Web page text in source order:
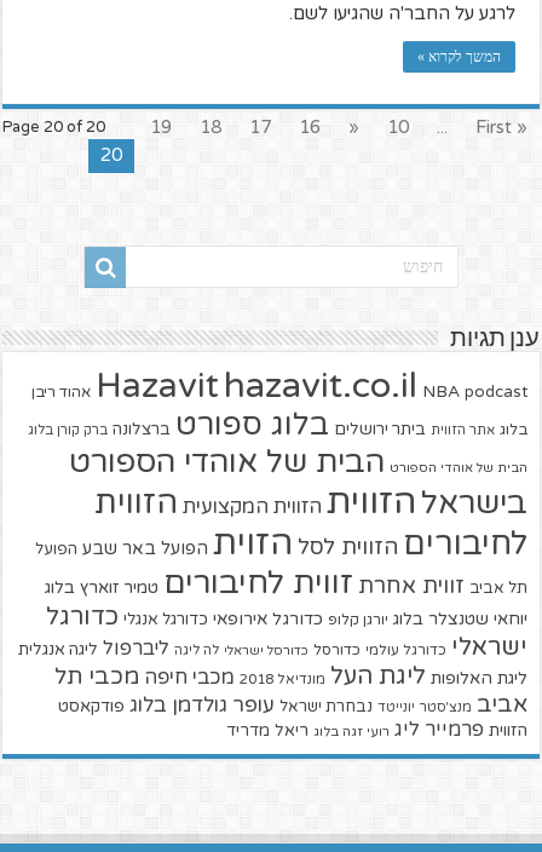
לרגע על החבר'ה שהגיעו לשם.
המשך לקרוא »
Page 20 of 20 « First
...
10
«
16
17
18
19
20
ענן תגיות
Hazavit hazavit.co.il NBA podcast אהוד ריבן
בלוג אתר הזווית ביתר ירושלים בלוג ספורט ברצלונה ברק קורן בלוג
הבית של אוהדי הספורט הבית של אוהדי הספורט
בישראל הזווית הזווית המקצועית הזווית
לחיבורים הזווית לסל הזוית הפועל באר שבע הפועל
תל אביב זווית אחרת זווית לחיבורים טמיר זוארץ בלוג
יוחאי שטנצלר בלוג יורגן קלופ כדורגל אירופאי כדורגל אנגלי כדורגל
ישראלי כדורגל עולמי כדורסל כדורסל ישראלי לה ליגה ליברפול ליגה אנגלית
ליגת האלופות ליגת העל מונדיאל 2018 מכבי חיפה מכבי תל
אביב מנצ'סטר יונייטד נבחרת ישראל עופר גולדמן בלוג פודקאסט
הזווית פרמייר ליג רועי זגה בלוג ריאל מדריד